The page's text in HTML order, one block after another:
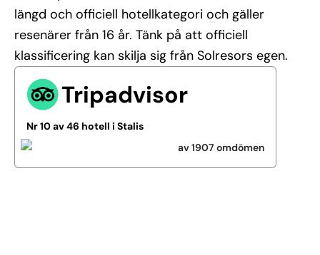
längd och officiell hotellkategori och gäller
resenärer från 16 år. Tänk på att officiell
klassificering kan skilja sig från Solresors egen.
Tripadvisor
Nr 10 av 46 hotell i Stalis
av 1907 omdömen